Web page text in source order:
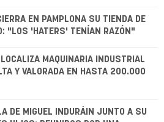
EN PAMPLONA SU TIENDA DE
"LOS 'HATERS' TENÍAN RAZÓN"
MAQUINARIA INDUSTRIAL
Y VALORADA EN HASTA 200.000
DE MIGUEL INDURÁIN JUNTO A SU